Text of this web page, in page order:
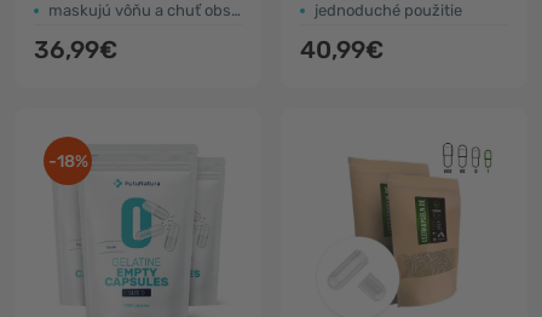
maskujú vôňu a chuť obsahu
36,99€
jednoduché použitie
40,99€
-18%